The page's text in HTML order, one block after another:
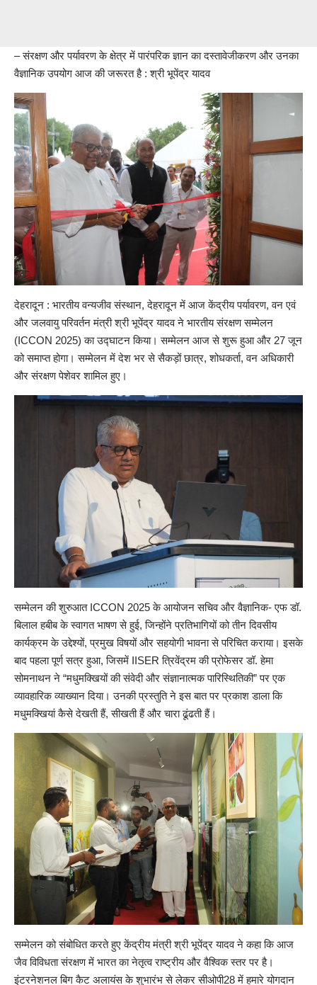
– संरक्षण और पर्यावरण के क्षेत्र में पारंपरिक ज्ञान का दस्तावेजीकरण और उनका
वैज्ञानिक उपयोग आज की जरूरत है : श्री भूपेंद्र यादव
देहरादून : भारतीय वन्यजीव संस्थान, देहरादून में आज केंद्रीय पर्यावरण, वन एवं
और जलवायु परिवर्तन मंत्री श्री भूपेंद्र यादव ने भारतीय संरक्षण सम्मेलन
(ICCON 2025) का उद्घाटन किया। सम्मेलन आज से शुरू हुआ और 27 जून
को समाप्त होगा। सम्मेलन में देश भर से सैकड़ों छात्र, शोधकर्ता, वन अधिकारी
और संरक्षण पेशेवर शामिल हुए।
सम्मेलन की शुरुआत ICCON 2025 के आयोजन सचिव और वैज्ञानिक- एफ डॉ.
बिलाल हबीब के स्वागत भाषण से हुई, जिन्होंने प्रतिभागियों को तीन दिवसीय
कार्यक्रम के उद्देश्यों, प्रमुख विषयों और सहयोगी भावना से परिचित कराया। इसके
बाद पहला पूर्ण सत्र हुआ, जिसमें IISER त्रिवेंद्रम की प्रोफेसर डॉ. हेमा
सोमनाथन ने “मधुमक्खियों की संवेदी और संज्ञानात्मक पारिस्थितिकी” पर एक
व्यावहारिक व्याख्यान दिया। उनकी प्रस्तुति ने इस बात पर प्रकाश डाला कि
मधुमक्खियां कैसे देखती हैं, सीखती हैं और चारा ढूंढती हैं।
सम्मेलन को संबोधित करते हुए केंद्रीय मंत्री श्री भूपेंद्र यादव ने कहा कि आज
जैव विविधता संरक्षण में भारत का नेतृत्व राष्ट्रीय और वैश्विक स्तर पर है।
इंटरनेशनल बिग कैट अलायंस के शुभारंभ से लेकर सीओपी28 में हमारे योगदान